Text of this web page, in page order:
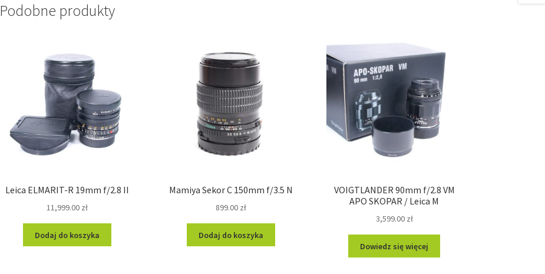
Podobne produkty
Leica ELMARIT-R 19mm f/2.8 II
11,999.00 zł
Dodaj do koszyka
Mamiya Sekor C 150mm f/3.5 N
899.00 zł
Dodaj do koszyka
VOIGTLANDER 90mm f/2.8 VM
APO SKOPAR / Leica M
3,599.00 zł
Dowiedz się więcej